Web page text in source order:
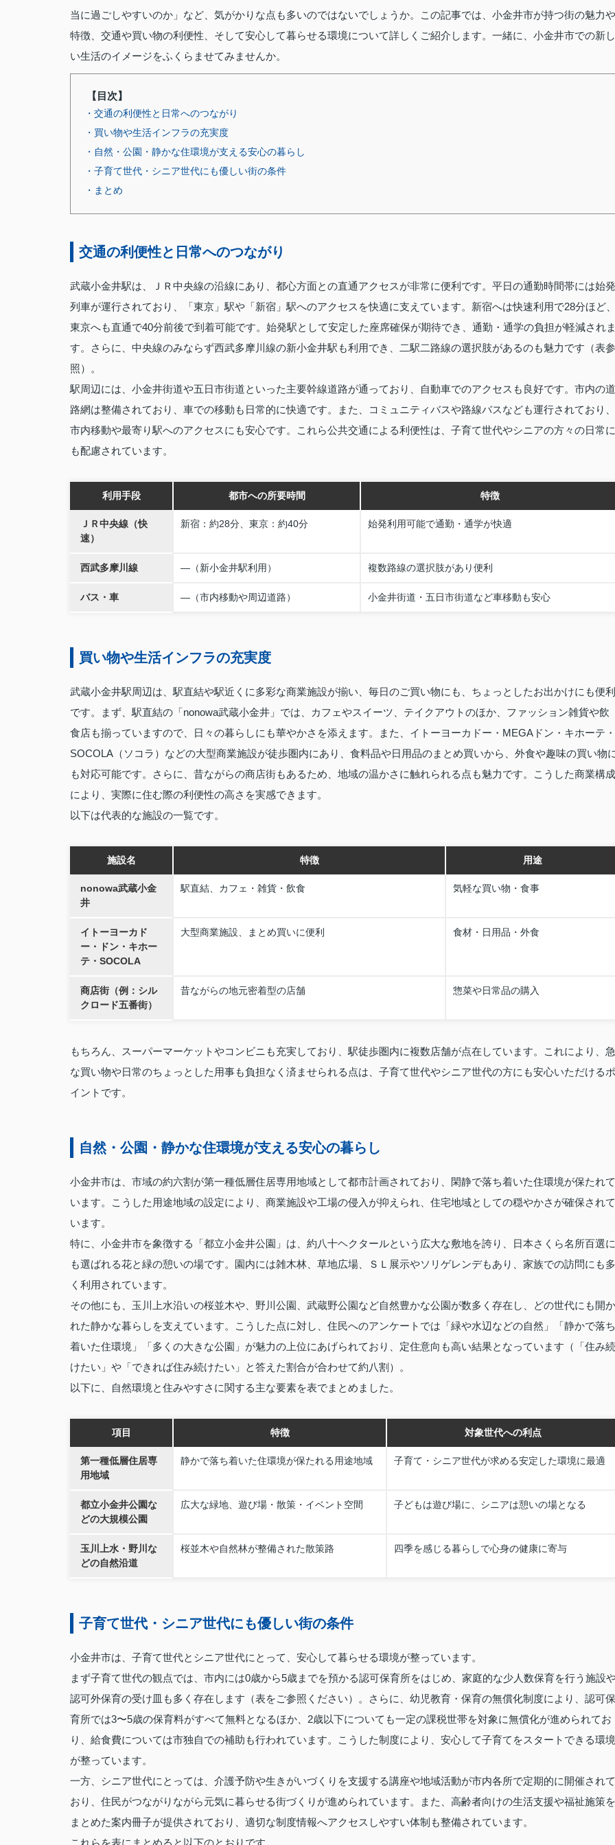
当に過ごしやすいのか」など、気がかりな点も多いのではないでしょうか。この記事では、小金井市が持つ街の魅力や
特徴、交通や買い物の利便性、そして安心して暮らせる環境について詳しくご紹介します。一緒に、小金井市での新し
い生活のイメージをふくらませてみませんか。
【目次】
・交通の利便性と日常へのつながり
・買い物や生活インフラの充実度
・自然・公園・静かな住環境が支える安心の暮らし
・子育て世代・シニア世代にも優しい街の条件
・まとめ
交通の利便性と日常へのつながり
武蔵小金井駅は、ＪＲ中央線の沿線にあり、都心方面との直通アクセスが非常に便利です。平日の通勤時間帯には始発
列車が運行されており、「東京」駅や「新宿」駅へのアクセスを快適に支えています。新宿へは快速利用で28分ほど、
東京へも直通で40分前後で到着可能です。始発駅として安定した座席確保が期待でき、通勤・通学の負担が軽減されま
す。さらに、中央線のみならず西武多摩川線の新小金井駅も利用でき、二駅二路線の選択肢があるのも魅力です（表参
照）。
駅周辺には、小金井街道や五日市街道といった主要幹線道路が通っており、自動車でのアクセスも良好です。市内の道
路網は整備されており、車での移動も日常的に快適です。また、コミュニティバスや路線バスなども運行されており、
市内移動や最寄り駅へのアクセスにも安心です。これら公共交通による利便性は、子育て世代やシニアの方々の日常に
も配慮されています。
利用手段 都市への所要時間 特徴
ＪＲ中央線（快
速）
新宿：約28分、東京：約40分 始発利用可能で通勤・通学が快適
西武多摩川線 ―（新小金井駅利用） 複数路線の選択肢があり便利
バス・車 ―（市内移動や周辺道路） 小金井街道・五日市街道など車移動も安心
買い物や生活インフラの充実度
武蔵小金井駅周辺は、駅直結や駅近くに多彩な商業施設が揃い、毎日のご買い物にも、ちょっとしたお出かけにも便利
です。まず、駅直結の「nonowa武蔵小金井」では、カフェやスイーツ、テイクアウトのほか、ファッション雑貨や飲
食店も揃っていますので、日々の暮らしにも華やかさを添えます。また、イトーヨーカドー・MEGAドン・キホーテ・
SOCOLA（ソコラ）などの大型商業施設が徒歩圏内にあり、食料品や日用品のまとめ買いから、外食や趣味の買い物
も対応可能です。さらに、昔ながらの商店街もあるため、地域の温かさに触れられる点も魅力です。こうした商業構成
により、実際に住む際の利便性の高さを実感できます。
以下は代表的な施設の一覧です。
施設名 特徴 用途
nonowa武蔵小金
井
駅直結、カフェ・雑貨・飲食 気軽な買い物・食事
イトーヨーカド
ー・ドン・キホー
テ・SOCOLA
大型商業施設、まとめ買いに便利 食材・日用品・外食
商店街（例：シル
クロード五番街）
昔ながらの地元密着型の店舗 惣菜や日常品の購入
もちろん、スーパーマーケットやコンビニも充実しており、駅徒歩圏内に複数店舗が点在しています。これにより、急
な買い物や日常のちょっとした用事も負担なく済ませられる点は、子育て世代やシニア世代の方にも安心いただけるポ
イントです。
自然・公園・静かな住環境が支える安心の暮らし
小金井市は、市域の約六割が第一種低層住居専用地域として都市計画されており、閑静で落ち着いた住環境が保たれて
います。こうした用途地域の設定により、商業施設や工場の侵入が抑えられ、住宅地域としての穏やかさが確保されて
います。
特に、小金井市を象徴する「都立小金井公園」は、約八十ヘクタールという広大な敷地を誇り、日本さくら名所百選に
も選ばれる花と緑の憩いの場です。園内には雑木林、草地広場、ＳＬ展示やソリゲレンデもあり、家族での訪問にも多
く利用されています。
その他にも、玉川上水沿いの桜並木や、野川公園、武蔵野公園など自然豊かな公園が数多く存在し、どの世代にも開か
れた静かな暮らしを支えています。こうした点に対し、住民へのアンケートでは「緑や水辺などの自然」「静かで落ち
着いた住環境」「多くの大きな公園」が魅力の上位にあげられており、定住意向も高い結果となっています（「住み続
けたい」や「できれば住み続けたい」と答えた割合が合わせて約八割）。
以下に、自然環境と住みやすさに関する主な要素を表でまとめました。
項目 特徴 対象世代への利点
第一種低層住居専
用地域
静かで落ち着いた住環境が保たれる用途地域 子育て・シニア世代が求める安定した環境に最適
都立小金井公園な
どの大規模公園
広大な緑地、遊び場・散策・イベント空間 子どもは遊び場に、シニアは憩いの場となる
玉川上水・野川な
どの自然沿道
桜並木や自然林が整備された散策路 四季を感じる暮らしで心身の健康に寄与
子育て世代・シニア世代にも優しい街の条件
小金井市は、子育て世代とシニア世代にとって、安心して暮らせる環境が整っています。
まず子育て世代の観点では、市内には0歳から5歳までを預かる認可保育所をはじめ、家庭的な少人数保育を行う施設
認可外保育の受け皿も多く存在します（表をご参照ください）。さらに、幼児教育・保育の無償化制度により、認可保
育所では3〜5歳の保育料がすべて無料となるほか、2歳以下についても一定の課税世帯を対象に無償化が進められてお
り、給食費については市独自での補助も行われています。こうした制度により、安心して子育てをスタートできる環境
が整っています。
一方、シニア世代にとっては、介護予防や生きがいづくりを支援する講座や地域活動が市内各所で定期的に開催されて
おり、住民がつながりながら元気に暮らせる街づくりが進められています。また、高齢者向けの生活支援や福祉施策を
まとめた案内冊子が提供されており、適切な制度情報へアクセスしやすい体制も整備されています。
これらを表にまとめると以下のとおりです。